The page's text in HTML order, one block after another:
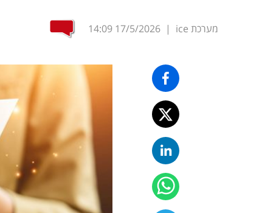
מערכת ice |
17/5/2026
14:09